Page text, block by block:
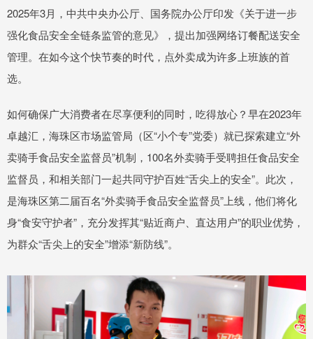
2025年3月，中共中央办公厅、国务院办公厅印发《关于进一步
强化食品安全全链条监管的意见》，提出加强网络订餐配送安全
管理。在如今这个快节奏的时代，点外卖成为许多上班族的首
选。
如何确保广大消费者在尽享便利的同时，吃得放心？早在2023年
卓越汇，海珠区市场监管局（区“小个专”党委）就已探索建立“外
卖骑手食品安全监督员”机制，100名外卖骑手受聘担任食品安全
监督员，和相关部门一起共同守护百姓“舌尖上的安全”。此次，
是海珠区第二届百名“外卖骑手食品安全监督员”上线，他们将化
身“食安守护者”，充分发挥其“贴近商户、直达用户”的职业优势，
为群众“舌尖上的安全”增添“新防线”。